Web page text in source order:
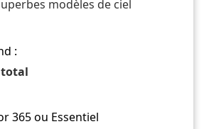
modèles de ciel
:
total
365 ou Essentiel